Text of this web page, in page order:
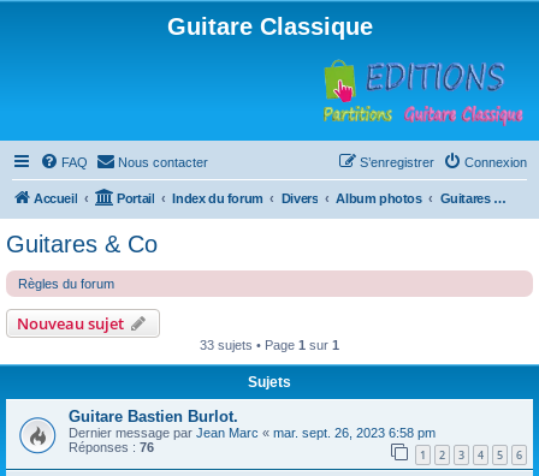
Guitare Classique
FAQ Nous contacter Connexion
S’enregistrer
Accueil Portail Index du forum Divers Album photos Guitares & Co
Guitares & Co
Règles du forum
Nouveau sujet
33 sujets • Page 1 sur 1
Sujets
Guitare Bastien Burlot.
Dernier message par Jean Marc « mar. sept. 26, 2023 6:58 pm
Réponses : 76 1 2 3 4 5 6